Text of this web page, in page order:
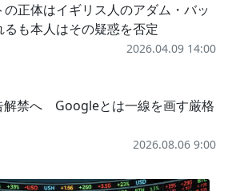
の正体はイギリス人のアダム・バッ
も本人はその疑惑を否定
2026.04.09 14:00
解禁へ Googleとは一線を画す厳格
2026.08.06 9:00